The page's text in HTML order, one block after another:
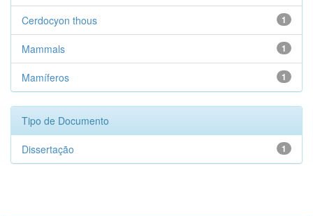
1
Cerdocyon thous
1
Mammals
1
Mamíferos
Tipo de Documento
1
Dissertação